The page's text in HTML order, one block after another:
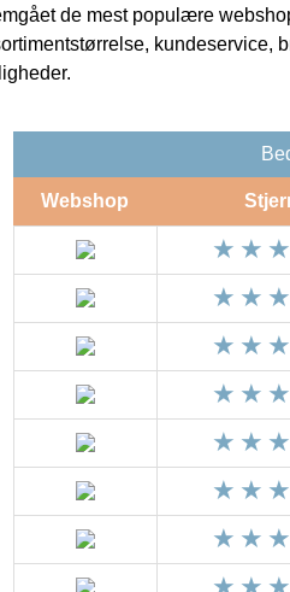
de mest populære
kundeservice,
Webshop